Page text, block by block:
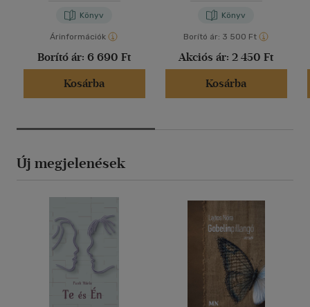
Könyv
Árinformációk
Borító ár: 6 690 Ft
Kosárba
Könyv
Borító ár: 3 500 Ft
Akciós ár: 2 450 Ft
Kosárba
Új megjelenések